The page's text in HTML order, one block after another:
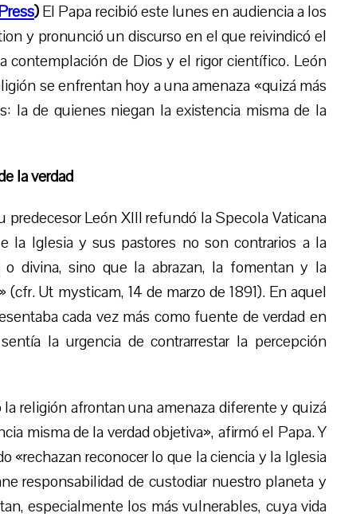
)El Papa recibió este lunes en audiencia a los
y pronunció un discurso en el que reivindicó el
contemplación de Dios y el rigor científico. León
se enfrentan hoy a una amenaza «quizá más
la de quienes niegan la existencia misma de la
la verdad
predecesor León XIII refundó la Specola Vaticana
la Iglesia y sus pastores no son contrarios a la
o divina, sino que la abrazan, la fomentan y la
Ut mysticam, 14 de marzo de 1891). En aquel
cada vez más como fuente de verdad en
la urgencia de contrarrestar la percepción
religión afrontan una amenaza diferente y quizá
misma de la verdad objetiva», afirmó el Papa. Y
«rechazan reconocer lo que la ciencia y la Iglesia
responsabilidad de custodiar nuestro planeta y
especialmente los más vulnerables, cuya vida